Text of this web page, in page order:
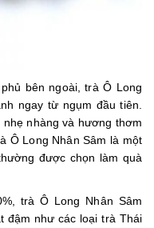
bên ngoài, trà Ô Long
ngay từ ngụm đầu tiên.
nhàng và hương thơm
Ô Long Nhân Sâm là một
được chọn làm quà
trà Ô Long Nhân Sâm
đậm như các loại trà Thái